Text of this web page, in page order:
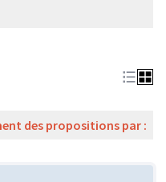
des propositions par :